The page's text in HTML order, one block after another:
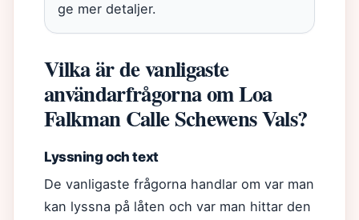
ge mer detaljer.
Vilka är de vanligaste
användarfrågorna om Loa
Falkman Calle Schewens Vals?
Lyssning och text
De vanligaste frågorna handlar om var man
kan lyssna på låten och var man hittar den